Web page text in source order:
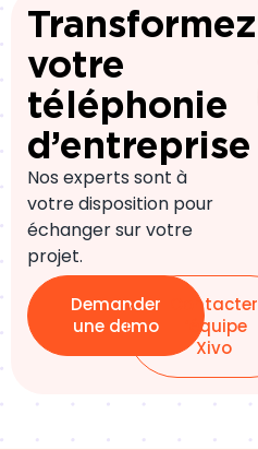
Transformez
votre
téléphonie
d’entreprise
Nos experts sont à
votre disposition pour
échanger sur votre
projet.
Demander
une demo
Contacter
l’équipe
Xivo